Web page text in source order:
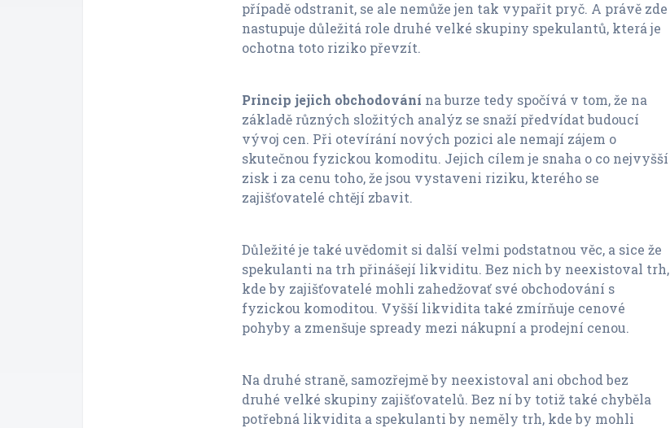
případě odstranit, se ale nemůže jen tak vypařit pryč. A právě zde
nastupuje důležitá role druhé velké skupiny spekulantů, která je
ochotna toto riziko převzít.
Princip jejich obchodování na burze tedy spočívá v tom, že na
základě různých složitých analýz se snaží předvídat budoucí
vývoj cen. Při otevírání nových pozici ale nemají zájem o
skutečnou fyzickou komoditu. Jejich cílem je snaha o co nejvyšší
zisk i za cenu toho, že jsou vystaveni riziku, kterého se
zajišťovatelé chtějí zbavit.
Důležité je také uvědomit si další velmi podstatnou věc, a sice že
spekulanti na trh přinášejí likviditu. Bez nich by neexistoval trh,
kde by zajišťovatelé mohli zahedžovať své obchodování s
fyzickou komoditou. Vyšší likvidita také zmírňuje cenové
pohyby a zmenšuje spready mezi nákupní a prodejní cenou.
Na druhé straně, samozřejmě by neexistoval ani obchod bez
druhé velké skupiny zajišťovatelů. Bez ní by totiž také chyběla
potřebná likvidita a spekulanti by neměly trh, kde by mohli